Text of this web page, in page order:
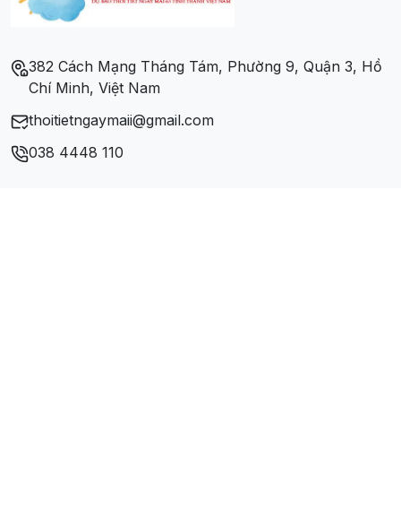
Xã Sơn Thủy
Xã Thành Sơn
Xã Tòng Đậu
382 Cách Mạng Tháng Tám, Phường 9, Quận 3, Hồ
Chí Minh, Việt Nam
thoitietngaymaii@gmail.com
038 4448 110